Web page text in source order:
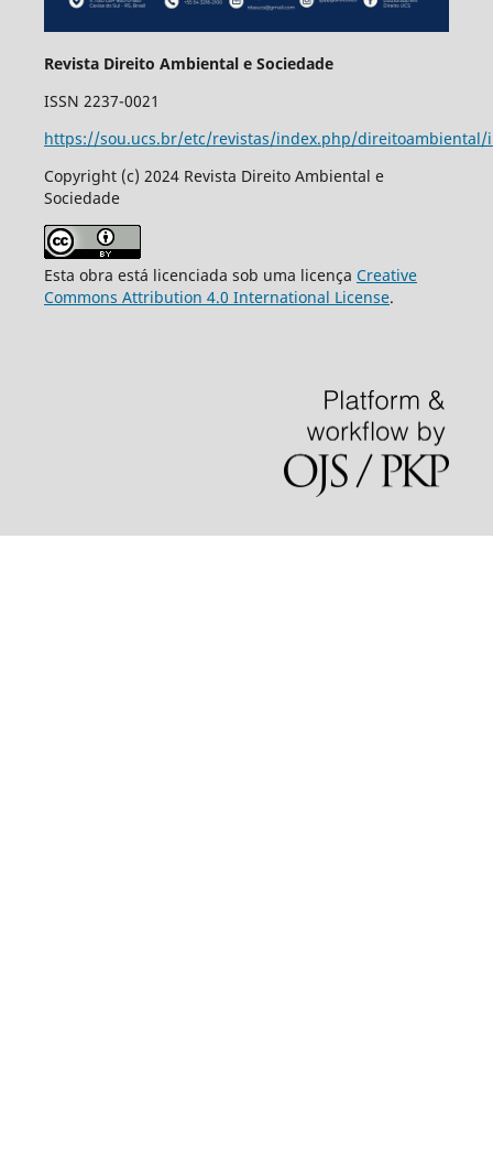
Revista Direito Ambiental e Sociedade
ISSN 2237-0021
https://sou.ucs.br/etc/revistas/index.php/direitoambiental/
Copyright (c) 2024 Revista Direito Ambiental e
Sociedade
Esta obra está licenciada sob uma licença Creative
Commons Attribution 4.0 International License.